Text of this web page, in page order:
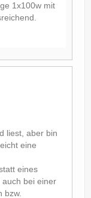
1x100w mit
liest, aber bin
eine
eines
bei einer
bzw.